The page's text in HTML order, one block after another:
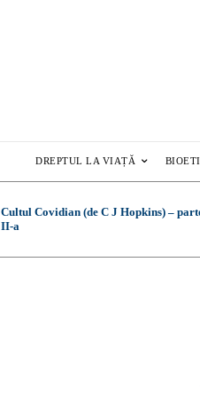
DREPTUL LA VIAȚĂ
Cultul Covidian (de C J Hopkins) –
II-a